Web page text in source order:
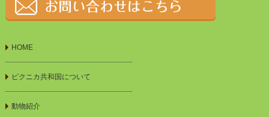
HOME
ピクニカ共和国について
動物紹介